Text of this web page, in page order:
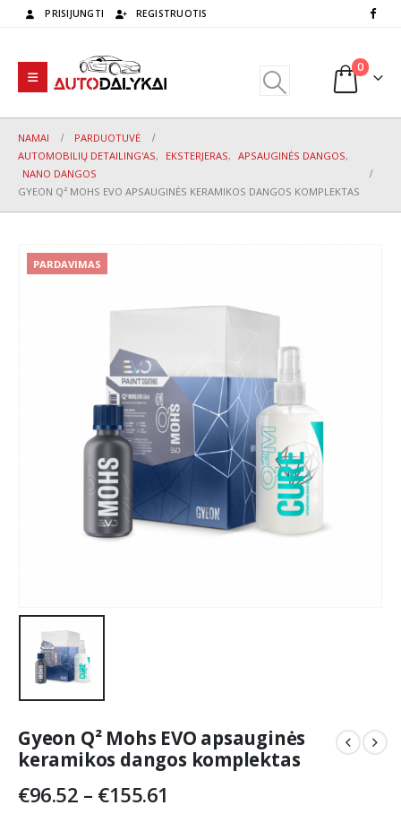
PRISIJUNGTI REGISTRUOTIS
0
NAMAI
PARDUOTUVĖ
AUTOMOBILIŲ DETAILING'AS, EKSTERJERAS, APSAUGINĖS DANGOS,
NANO DANGOS
GYEON Q² MOHS EVO APSAUGINĖS KERAMIKOS DANGOS KOMPLEKTAS
PARDAVIMAS
Gyeon Q² Mohs EVO apsauginės
keramikos dangos komplektas
€96.52 – €155.61